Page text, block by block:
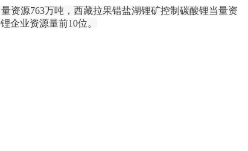
资源763万吨，西藏拉果错盐湖锂矿控制碳酸锂当量资
企业资源量前10位。